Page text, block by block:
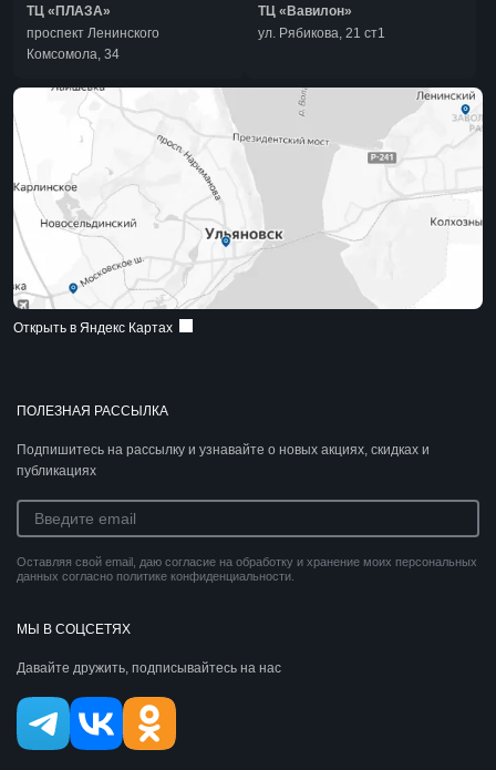
ПОЛЕЗНАЯ РАССЫЛКА
Подпишитесь на рассылку и узнавайте о новых акциях, скидках и
публикациях
Оставляя свой email, даю согласие на обработку и хранение моих персональных
данных согласно политике конфиденциальности.
МЫ В СОЦСЕТЯХ
Давайте дружить, подписывайтесь на нас
ТЦ «ПЛАЗА»
проспект Ленинского
Комсомола, 34
ТЦ «Вавилон»
ул. Рябикова, 21 ст1
Открыть в Яндекс Картах